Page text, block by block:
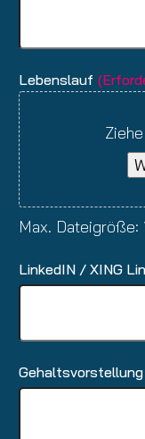
Lebenslauf
Max. Dateigröße:
LinkedIN / XING
Gehaltsvorstellung